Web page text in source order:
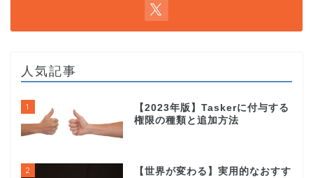
人気記事
1
【2023年版】Taskerに付与する
権限の種類と追加方法
2
【世界が変わる】実用的なおすす